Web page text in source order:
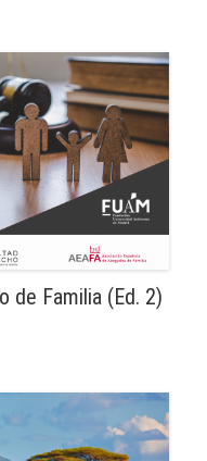
de Familia (Ed. 2)